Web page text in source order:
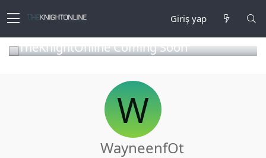
Giriş yap
TheKnightOnline Coming Soon
W
WayneenfOt